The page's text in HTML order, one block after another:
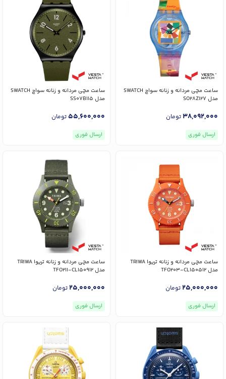
ساعت مچی مردانه و زنانه سواچ SWATCH
مدل SO28Z127
38,092,000تومان
ارسال فوری
ساعت مچی مردانه و زنانه سواچ SWATCH
مدل SS07B115
55,600,000تومان
ارسال فوری
ساعت مچی مردانه و زنانه تریوا TRIWA
مدل TFO203-CL150512
25,000,000تومان
ارسال فوری
ساعت مچی مردانه و زنانه تریوا TRIWA
مدل TFO211-CL150912
25,000,000تومان
ارسال فوری